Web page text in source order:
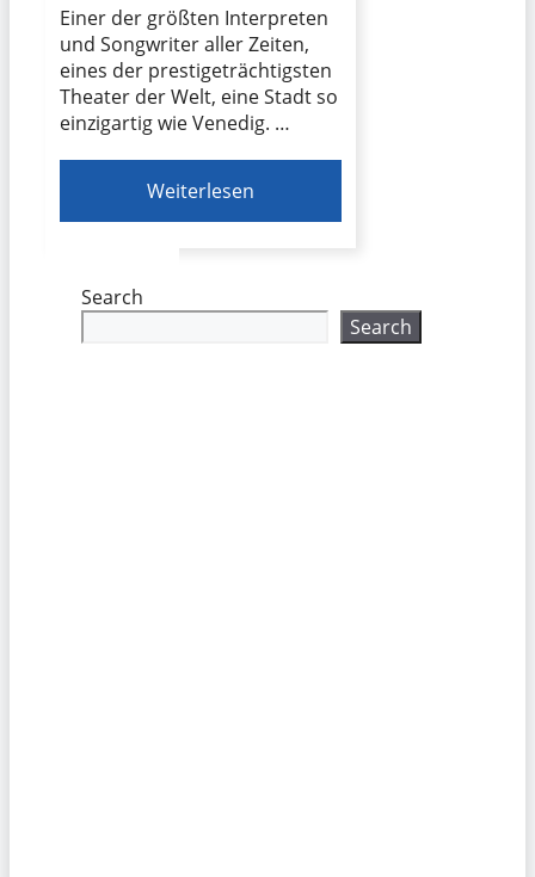
Einer der größten Interpreten
und Songwriter aller Zeiten,
eines der prestigeträchtigsten
Theater der Welt, eine Stadt so
einzigartig wie Venedig. …
Weiterlesen
Search
Search